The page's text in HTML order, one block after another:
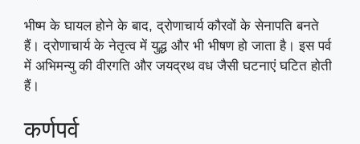
भीष्म के घायल होने के बाद, द्रोणाचार्य कौरवों के सेनापति बनते
हैं। द्रोणाचार्य के नेतृत्व में युद्ध और भी भीषण हो जाता है। इस पर्व
में अभिमन्यु की वीरगति और जयद्रथ वध जैसी घटनाएं घटित होती
हैं।
कर्णपर्व